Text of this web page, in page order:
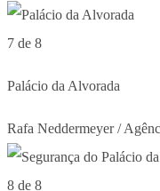
7 de 8
Palácio da Alvorada
Rafa Neddermeyer /
8 de 8